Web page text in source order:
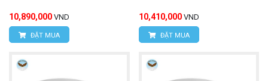
10,890,000 VND
ĐẶT MUA
10,410,000 VND
ĐẶT MUA